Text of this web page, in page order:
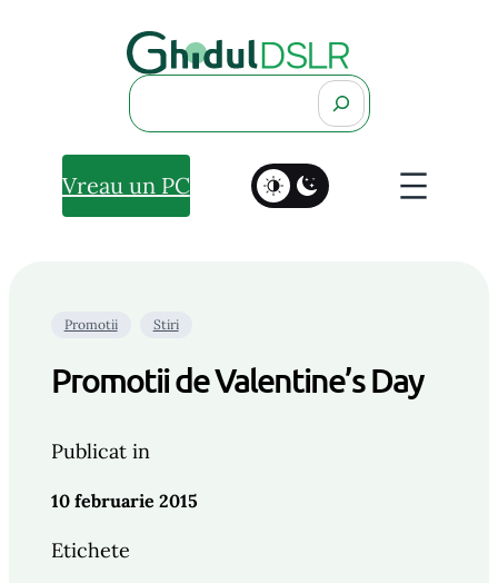
Search
Vreau un PC
Promotii Stiri
Promotii de Valentine’s Day
Publicat in
10 februarie 2015
Etichete